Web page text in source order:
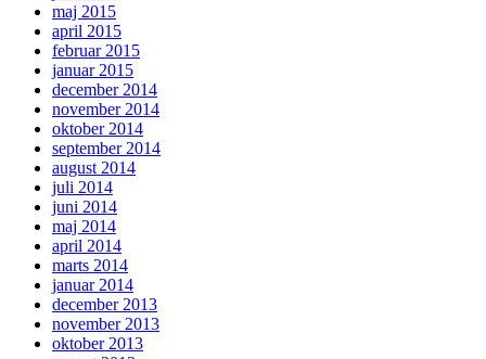
maj 2015
april 2015
februar 2015
januar 2015
december 2014
november 2014
oktober 2014
september 2014
august 2014
juli 2014
juni 2014
maj 2014
april 2014
marts 2014
januar 2014
december 2013
november 2013
oktober 2013